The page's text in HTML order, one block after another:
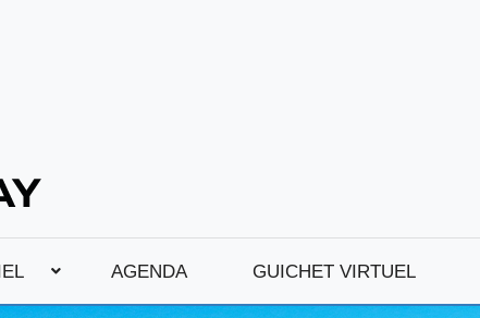
AGENDA GUICHET VIRTUEL